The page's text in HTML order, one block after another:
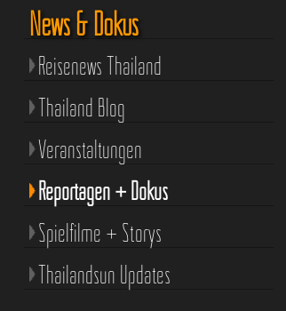
News & Dokus
Reisenews Thailand
Thailand Blog
Veranstaltungen
Reportagen + Dokus
Spielfilme + Storys
Thailandsun Updates